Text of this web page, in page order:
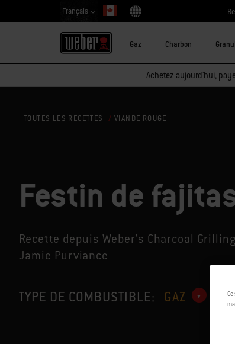
Français
Choisir un pays
Gaz Charbon
Achetez aujourd'hui,
TOUTES LES RECETTES VIANDE ROUGE
Festin de
Recette depuis Weber's Charcoal Grilling
Jamie Purviance
TYPE DE COMBUSTIBLE: GAZ